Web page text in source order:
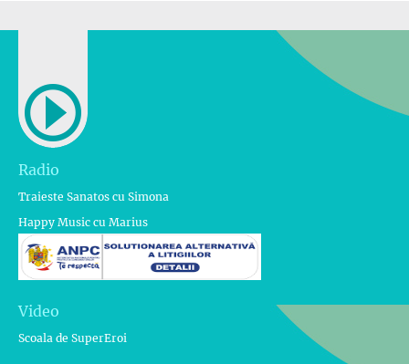
Radio
Traieste Sanatos cu Simona
Happy Music cu Marius
Video
Scoala de SuperEroi